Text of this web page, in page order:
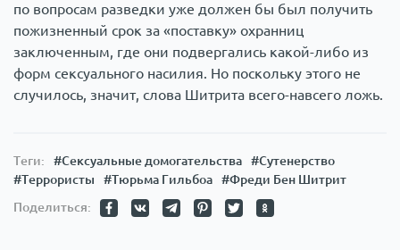
по вопросам разведки уже должен бы был получить
пожизненный срок за «поставку» охранниц
заключенным, где они подвергались какой-либо из
форм сексуального насилия. Но поскольку этого не
случилось, значит, слова Шитрита всего-навсего ложь.
Теги: #Сексуальные домогательства
#Сутенерство
#Террористы
#Тюрьма Гильбоа
#Фреди Бен Шитрит
Поделиться: